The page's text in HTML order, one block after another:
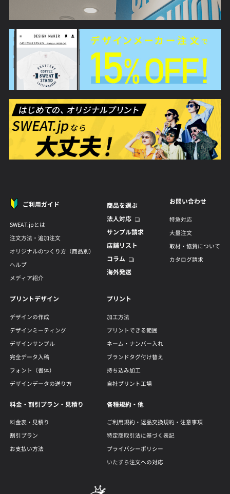
ご利用ガイド
SWEAT.jpとは
注文方法・追加注文
オリジナルのつくり方（商品別）
ヘルプ
メディア紹介
商品を選ぶ
法人対応
サンプル請求
店舗リスト
コラム
海外発送
お問い合わせ
特急対応
大量注文
取材・協賛について
カタログ請求
プリントデザイン
デザインの作成
デザインミーティング
デザインサンプル
完全データ入稿
フォント（書体）
デザインデータの送り方
プリント
加工方法
プリントできる範囲
ネーム・ナンバー入れ
ブランドタグ付け替え
持ち込み加工
自社プリント工場
料金・割引プラン・見積り
料金表・見積り
割引プラン
お支払い方法
各種規約・他
ご利用規約・返品交換規約・注意事項
特定商取引法に基づく表記
プライバシーポリシー
いたずら注文への対応